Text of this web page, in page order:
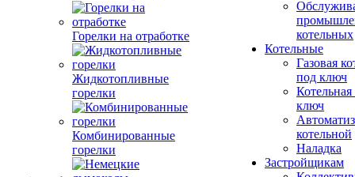
Горелки на отработке
Жидкотопливные
горелки
Комбинированные
горелки
котельных
Котельные
Газовая
под ключ
ключ
котельной
Наладка
Застройщикам